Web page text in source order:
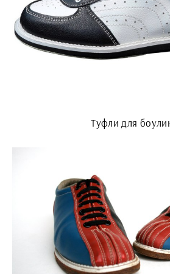
Туфли для